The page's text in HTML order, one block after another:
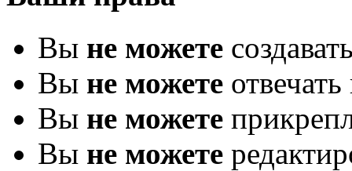
Вы не можете
Вы не можете
Вы не можете
Вы не можете